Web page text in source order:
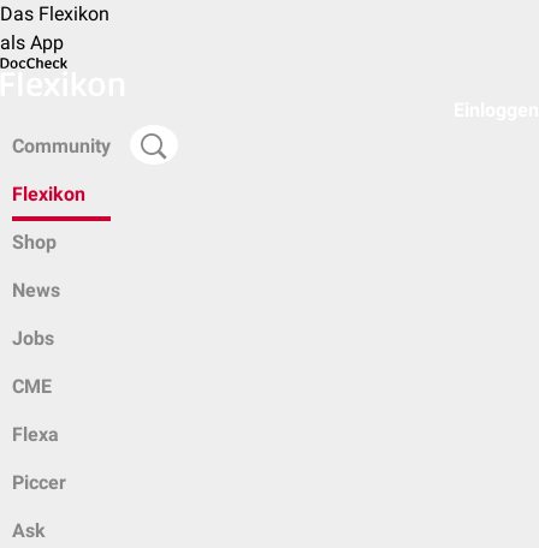
Das Flexikon
als App
Community
Flexikon
Shop
News
Jobs
CME
Flexa
Piccer
Ask